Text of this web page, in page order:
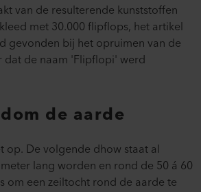
van de resulterende kunststoffen
met 30.000 flipflops, het artikel
gevonden bij het opruimen van de
dat de naam 'Flipflopi' werd
de aarde
op. De volgende dhow staat al
lang worden en rond de 50 á 60
om een zeiltocht rond de aarde te